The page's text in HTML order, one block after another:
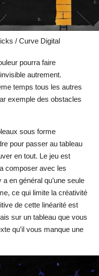
/ Curve Digital
pourra faire
autrement.
temps tous les autres
exemple des obstacles
sous forme
pour passer au tableau
en tout. Le jeu est
composer avec les
en général qu’une seule
ce qui limite la créativité
de cette linéarité est
sur un tableau que vous
qu’il vous manque une